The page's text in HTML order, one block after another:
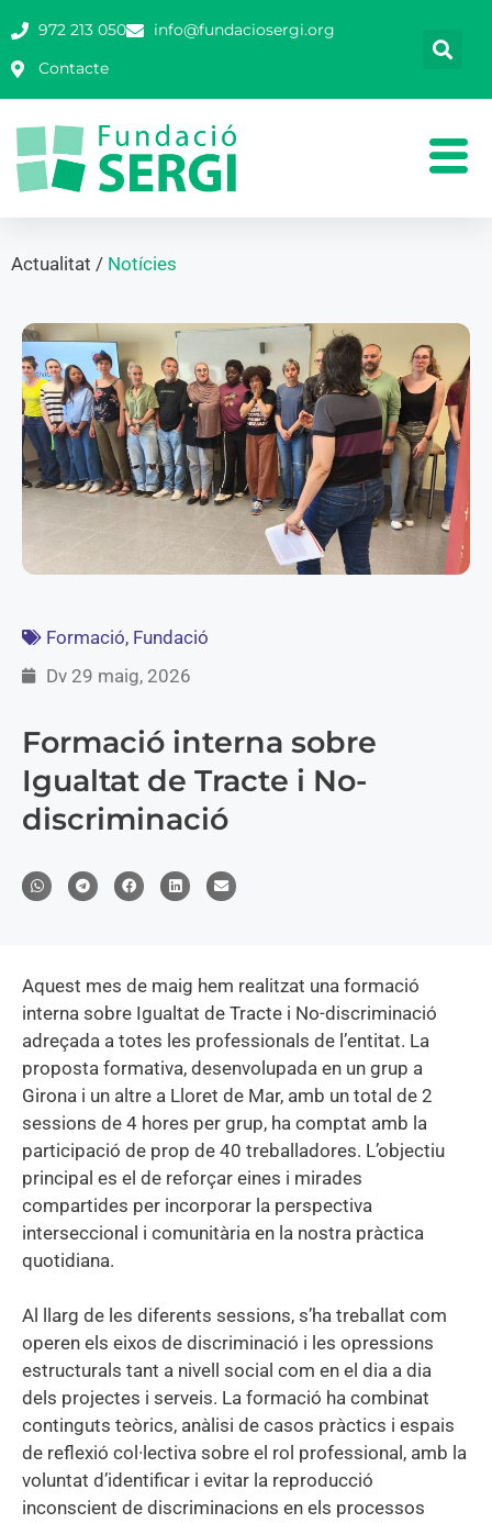
972 213 050
info@fundaciosergi.org
Contacte
Actualitat / Notícies
Formació, Fundació
Dv 29 maig, 2026
Formació interna sobre
Igualtat de Tracte i No-
discriminació
Aquest mes de maig hem realitzat una formació
interna sobre Igualtat de Tracte i No-discriminació
adreçada a totes les professionals de l’entitat. La
proposta formativa, desenvolupada en un grup a
Girona i un altre a Lloret de Mar, amb un total de 2
sessions de 4 hores per grup, ha comptat amb la
participació de prop de 40 treballadores. L’objectiu
principal es el de reforçar eines i mirades
compartides per incorporar la perspectiva
interseccional i comunitària en la nostra pràctica
quotidiana.
Al llarg de les diferents sessions, s’ha treballat com
operen els eixos de discriminació i les opressions
estructurals tant a nivell social com en el dia a dia
dels projectes i serveis. La formació ha combinat
continguts teòrics, anàlisi de casos pràctics i espais
de reflexió col·lectiva sobre el rol professional, amb la
voluntat d’identificar i evitar la reproducció
inconscient de discriminacions en els processos